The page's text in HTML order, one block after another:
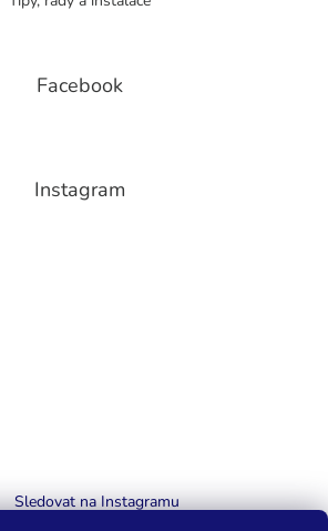
Facebook
Instagram
Sledovat na Instagramu